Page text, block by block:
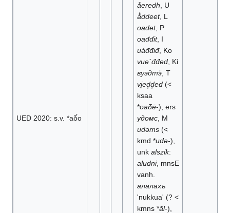
UED 2020: s.v. *aδ́o
åeredh , U
å̀ddeet, L
oadet, P
oađđit, I
uáđđiđ, Ko
vuẹ´đđed, Ki
вуэдтӭ, T
vi̮ed̜d̜ed(<
ksaa
*oaδē-), ers
удомс, M
udǝms(<
kmd *udǝ-),
unk alszik:
aludni, mnsE
vanh.
алалахъ
'nukkua' (? <
kmns *āl-),